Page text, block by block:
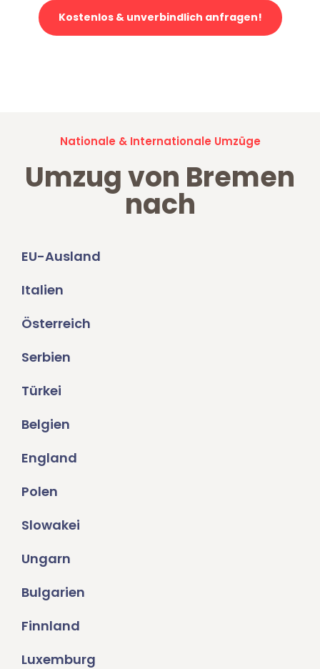
Kostenlos & unverbindlich anfragen!
Nationale & Internationale Umzüge
Umzug von Bremen
nach
EU-Ausland
Italien
Österreich
Serbien
Türkei
Belgien
England
Polen
Slowakei
Ungarn
Bulgarien
Finnland
Luxemburg